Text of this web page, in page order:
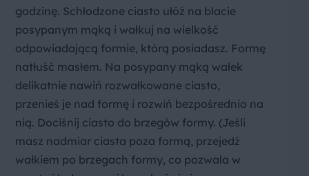
godzinę. Schłodzone ciasto ułóż na blacie
posypanym mąką i wałkuj na wielkość
odpowiadającą formie, którą posiadasz. Formę
natłuść masłem. Na posypany mąką wałek
delikatnie nawiń rozwałkowane ciasto,
przenieś je nad formę i rozwiń bezpośrednio na
nią. Dociśnij ciasto do brzegów formy. (Jeśli
masz nadmiar ciasta poza formą, przejedź
wałkiem po brzegach formy, co pozwala w